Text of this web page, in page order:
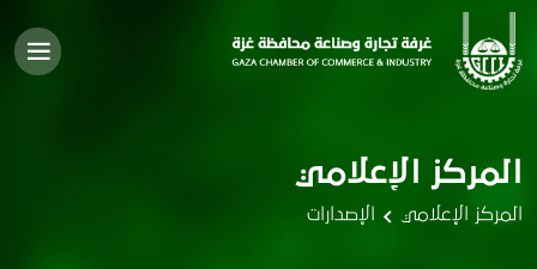
المركز الإعلامي
المركز الإعلامي الإصدارات